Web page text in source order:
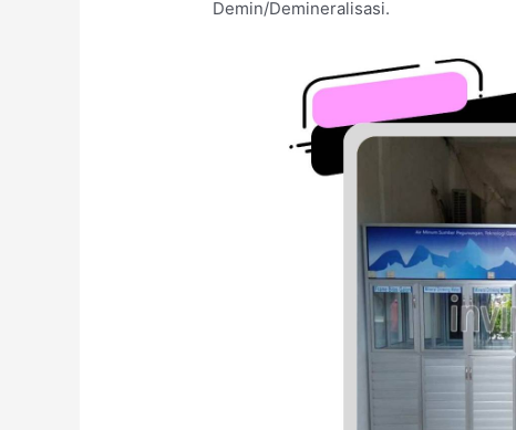
Demin/Demineralisasi.